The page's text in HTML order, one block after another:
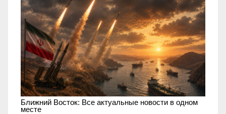
Ближний Восток: Все актуальные новости в одном
месте